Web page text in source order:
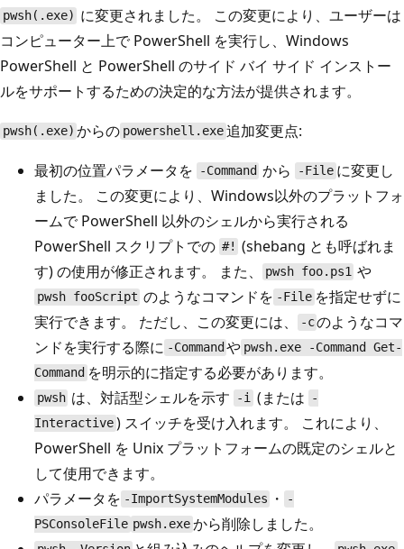
pwsh(.exe) に変更されました。 この変更により、ユーザーは
コンピューター上で PowerShell を実行し、Windows
PowerShell と PowerShell のサイド バイ サイド インストー
ルをサポートするための決定的な方法が提供されます。
pwsh(.exe) からの powershell.exe追加変更点:
最初の位置パラメータを
-Command から -Fileに変更し
ました。 この変更により、Windows以外のプラットフォ
ームで PowerShell 以外のシェルから実行される
PowerShell スクリプトでの #! (shebang とも呼ばれま
す) の使用が修正されます。 また、
pwsh foo.ps1 や
pwsh fooScript のようなコマンドを -Fileを指定せずに
実行できます。 ただし、この変更には、
-cのようなコマ
ンドを実行する際に -Command や pwsh.exe -Command Get-
Command を明示的に指定する必要があります。
pwsh は、対話型シェルを示す -i(または
-
Interactive) スイッチを受け入れます。 これにより、
PowerShell を Unix プラットフォームの既定のシェルと
して使用できます。
パラメータを -ImportSystemModules ・
-
PSConsoleFile pwsh.exeから削除しました。